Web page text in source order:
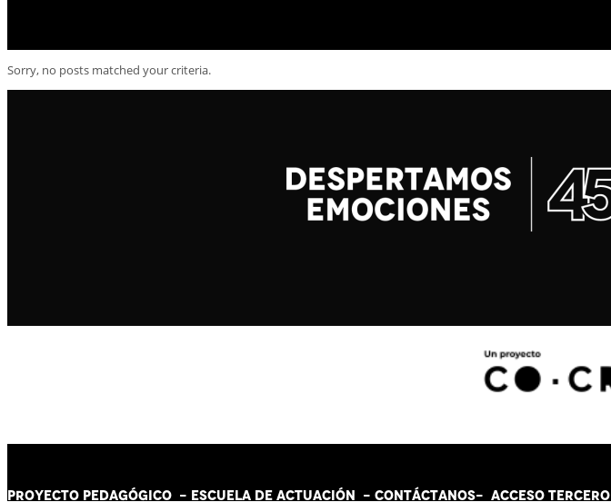
Sorry, no posts matched your criteria.
PROYECTO PEDAGÓGICO - ESCUELA DE ACTUACIÓN - CONTÁCTANOS- ACCESO TERCERO